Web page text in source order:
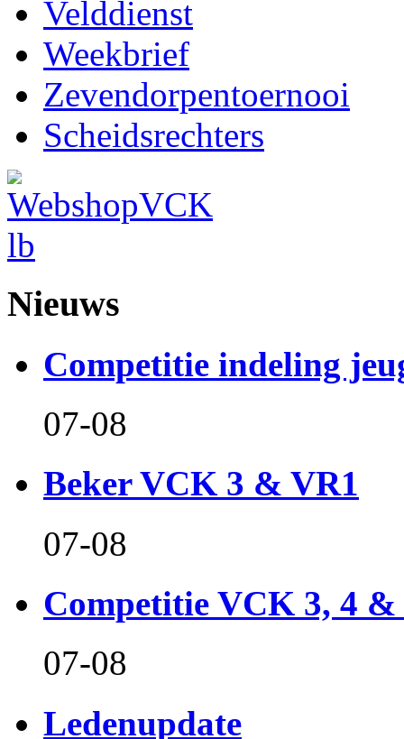
Velddienst
Weekbrief
Zevendorpentoernooi
Scheidsrechters
Nieuws
Competitie indeling
07-08
Beker VCK 3 & VR1
07-08
Competitie VCK 3, 4 &
07-08
Ledenupdate